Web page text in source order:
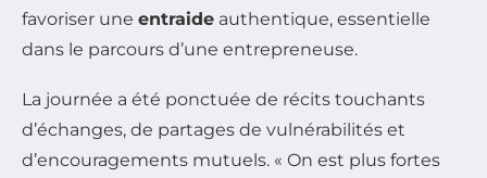
favoriser une entraide authentique, essentielle
dans le parcours d’une entrepreneuse.
La journée a été ponctuée de récits touchants
d’échanges, de partages de vulnérabilités et
d’encouragements mutuels. « On est plus fortes